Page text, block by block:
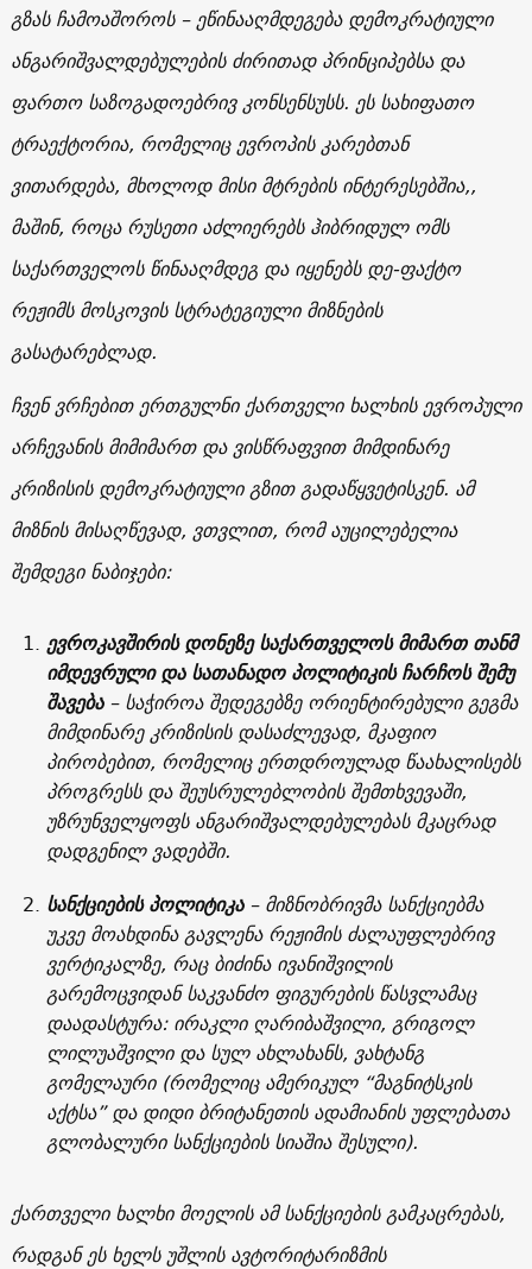
გზას ჩამოაშოროს – ეწინააღმდეგება დემოკრატიული
ანგარიშვალდებულების ძირითად პრინციპებსა და
ფართო საზოგადოებრივ კონსენსუსს. ეს სახიფათო
ტრაექტორია, რომელიც ევროპის კარებთან
ვითარდება, მხოლოდ მისი მტრების ინტერესებშია,,
მაშინ, როცა რუსეთი აძლიერებს ჰიბრიდულ ომს
საქართველოს წინააღმდეგ და იყენებს დე-ფაქტო
რეჟიმს მოსკოვის სტრატეგიული მიზნების
გასატარებლად.
ჩვენ ვრჩებით ერთგულნი ქართველი ხალხის ევროპული
არჩევანის მიმიმართ და ვისწრაფვით მიმდინარე
კრიზისის დემოკრატიული გზით გადაწყვეტისკენ. ამ
მიზნის მისაღწევად, ვთვლით, რომ აუცილებელია
შემდეგი ნაბიჯები:
ევროკავშირის დონეზე საქართველოს მიმართ თანმ
იმდევრული და სათანადო პოლიტიკის ჩარჩოს შემუ
შავება– საჭიროა შედეგებზე ორიენტირებული გეგმა
მიმდინარე კრიზისის დასაძლევად, მკაფიო
პირობებით, რომელიც ერთდროულად წაახალისებს
პროგრესს და შეუსრულებლობის შემთხვევაში,
უზრუნველყოფს ანგარიშვალდებულებას მკაცრად
დადგენილ ვადებში.
სანქციების პოლიტიკა– მიზნობრივმა სანქციებმა
უკვე მოახდინა გავლენა რეჟიმის ძალაუფლებრივ
ვერტიკალზე, რაც ბიძინა ივანიშვილის
გარემოცვიდან საკვანძო ფიგურების წასვლამაც
დაადასტურა: ირაკლი ღარიბაშვილი, გრიგოლ
ლილუაშვილი და სულ ახლახანს, ვახტანგ
გომელაური (რომელიც ამერიკულ “მაგნიტსკის
აქტსა” და დიდი ბრიტანეთის ადამიანის უფლებათა
გლობალური სანქციების სიაშია შესული).
ქართველი ხალხი მოელის ამ სანქციების გამკაცრებას,
რადგან ეს ხელს უშლის ავტორიტარიზმის